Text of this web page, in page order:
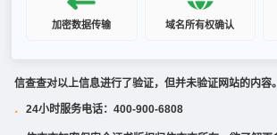
加密数据传输 域名所有权确认
信查查对以上信息进行了验证，但并未验证网站的内容。
· 24小时服务电话：400-900-6808